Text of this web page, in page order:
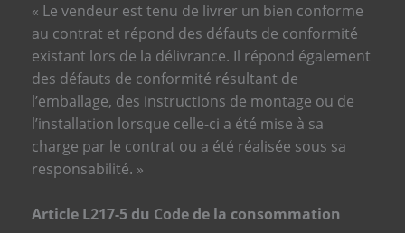
« Le vendeur est tenu de livrer un bien conforme
au contrat et répond des défauts de conformité
existant lors de la délivrance. Il répond également
des défauts de conformité résultant de
l’emballage, des instructions de montage ou de
l’installation lorsque celle-ci a été mise à sa
charge par le contrat ou a été réalisée sous sa
responsabilité. »
Article L217-5 du Code de la consommation